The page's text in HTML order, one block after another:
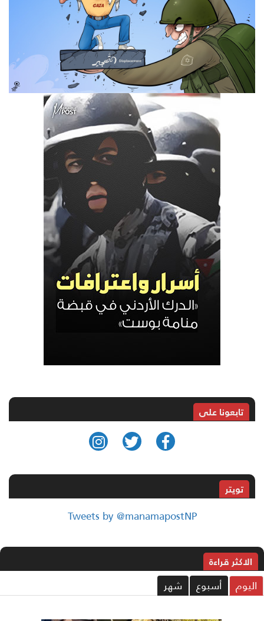
تابعونا على
تويتر
Tweets by @manamapostNP
الاکثر قراءة
أسبوع شهر